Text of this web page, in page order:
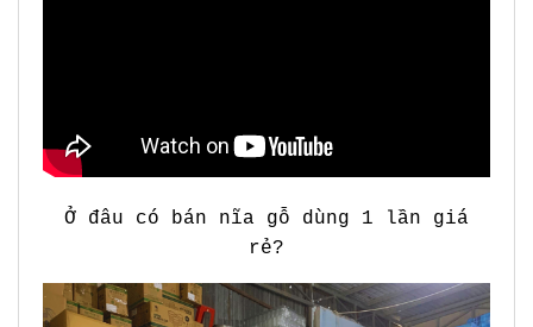
Ở đâu có bán nĩa gỗ dùng 1 lần giá
rẻ?